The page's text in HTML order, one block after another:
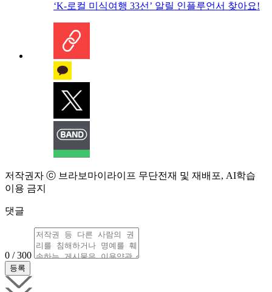
‘K-로컬 미식여행 33선’ 알릴 인플루언서 찾아요!
저작권자 ⓒ 브라보마이라이프 무단전재 및 재배포, AI학습
이용 금지
댓글
0 / 300